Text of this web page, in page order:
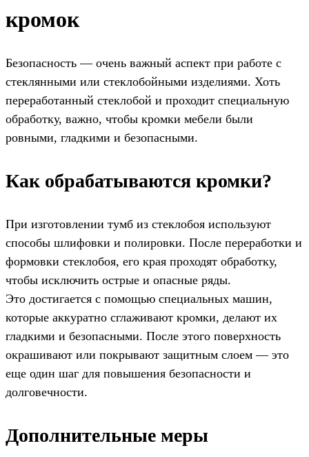
кромок
Безопасность — очень важный аспект при работе с
стеклянными или стеклобойными изделиями. Хоть
переработанный стеклобой и проходит специальную
обработку, важно, чтобы кромки мебели были
ровными, гладкими и безопасными.
Как обрабатываются кромки?
При изготовлении тумб из стеклобоя используют
способы шлифовки и полировки. После переработки и
формовки стеклобоя, его края проходят обработку,
чтобы исключить острые и опасные ряды.
Это достигается с помощью специальных машин,
которые аккуратно сглаживают кромки, делают их
гладкими и безопасными. После этого поверхность
окрашивают или покрывают защитным слоем — это
еще один шаг для повышения безопасности и
долговечности.
Дополнительные меры